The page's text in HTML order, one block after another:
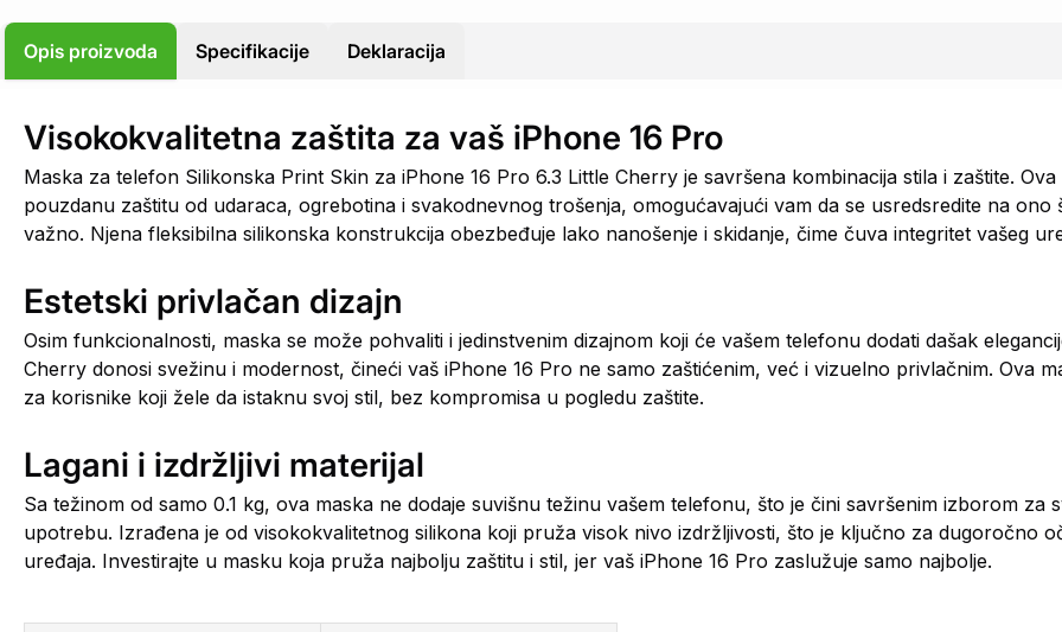
Opis proizvoda Specifikacije Deklaracija
Visokokvalitetna zaštita za vaš iPhone 16 Pro
Maska za telefon Silikonska Print Skin za iPhone 16 Pro 6.3 Little Cherry je savršena kombinacija stila i zaštite. Ova
pouzdanu zaštitu od udaraca, ogrebotina i svakodnevnog trošenja, omogućavajući vam da se usredsredite na ono
važno. Njena fleksibilna silikonska konstrukcija obezbeđuje lako nanošenje i skidanje, čime čuva integritet vašeg
Estetski privlačan dizajn
Osim funkcionalnosti, maska se može pohvaliti i jedinstvenim dizajnom koji će vašem telefonu dodati dašak
Cherry donosi svežinu i modernost, čineći vaš iPhone 16 Pro ne samo zaštićenim, već i vizuelno privlačnim. Ova
za korisnike koji žele da istaknu svoj stil, bez kompromisa u pogledu zaštite.
Lagani i izdržljivi materijal
Sa težinom od samo 0.1 kg, ova maska ne dodaje suvišnu težinu vašem telefonu, što je čini savršenim izborom za
upotrebu. Izrađena je od visokokvalitetnog silikona koji pruža visok nivo izdržljivosti, što je ključno za dugoročno
uređaja. Investirajte u masku koja pruža najbolju zaštitu i stil, jer vaš iPhone 16 Pro zaslužuje samo najbolje.